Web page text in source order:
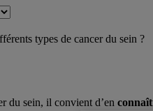
du sein, il convient d’en